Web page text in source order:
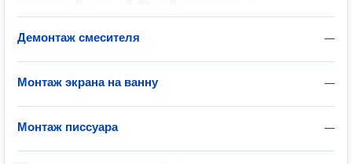
—
Демонтаж смесителя
—
Монтаж экрана на ванну
—
Монтаж писсуара